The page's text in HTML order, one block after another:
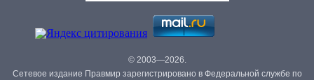
© 2003—2026.
Сетевое издание Правмир зарегистрировано в Федеральной службе по